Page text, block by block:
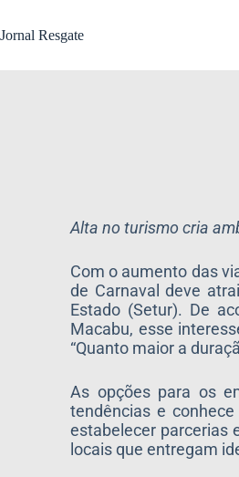
Jornal Resgate
Alta no turismo cria
Com o aumento das
de Carnaval deve
Estado (Setur). De
Macabu, esse
“Quanto maior a
As opções para os
tendências e
estabelecer parcerias
locais que entregam